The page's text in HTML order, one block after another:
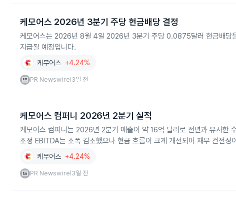
케모어스 2026년 3분기 주당 현금배당 결정
케모어스는 2026년 8월 4일 2026년 3분기 주당 0.0875달러 현금배당
지급될 예정입니다.
케무어스 +4.24%
PR Newswire 3일 전
케모어스 컴퍼니 2026년 2분기 실적
케모어스 컴퍼니는 2026년 2분기 매출이 약 16억 달러로 전년과 유사한
조정 EBITDA는 소폭 감소했으나 현금 흐름이 크게 개선되어 재무 건전성
케무어스 +4.24%
PR Newswire 3일 전